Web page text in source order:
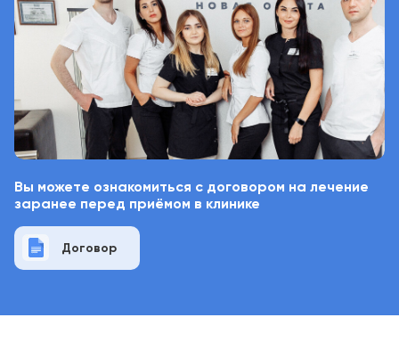
Вы можете ознакомиться с договором на лечение
заранее перед приёмом в клинике
Договор